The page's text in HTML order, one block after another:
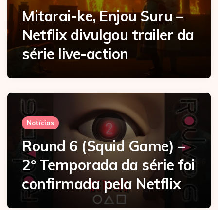
Mitarai-ke, Enjou Suru –
Netflix divulgou trailer da
série live-action
Notícias
Round 6 (Squid Game) –
2º Temporada da série foi
confirmada pela Netflix